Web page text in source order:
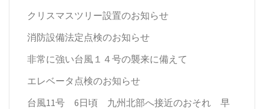
クリスマスツリー設置のお知らせ
消防設備法定点検のお知らせ
非常に強い台風１４号の襲来に備えて
エレベータ点検のお知らせ
台風11号 6日頃 九州北部へ接近のおそれ 早